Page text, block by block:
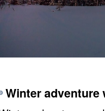
Winter adventure